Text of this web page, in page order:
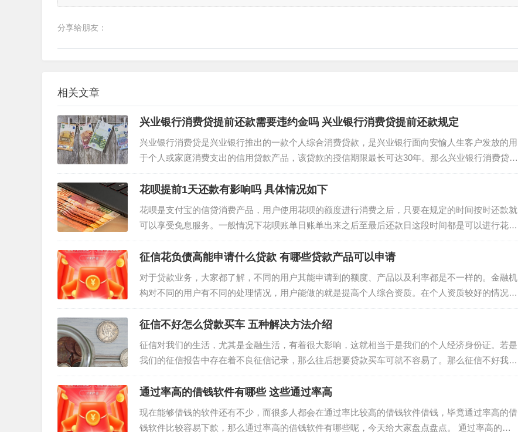
分享给朋友：
相关文章
兴业银行消费贷提前还款需要违约金吗 兴业银行消费贷提前还款规定
兴业银行消费贷是兴业银行推出的一款个人综合消费贷款，是兴业银行面向安愉人生客户发放的用
于个人或家庭消费支出的信用贷款产品，该贷款的授信期限最长可达30年。那么兴业银行消费贷提
前还款需要支付违约金吗?一起来了解一下。兴业银行消费贷款提前还款需…
花呗提前1天还款有影响吗 具体情况如下
花呗是支付宝的信贷消费产品，用户使用花呗的额度进行消费之后，只要在规定的时间按时还款就
可以享受免息服务。一般情况下花呗账单日账单出来之后至最后还款日这段时间都是可以进行花呗
还款的。若是花呗账单还未处理用户就进行还款，那么就是属于花呗提前还款…
征信花负债高能申请什么贷款 有哪些贷款产品可以申请
对于贷款业务，大家都了解，不同的用户其能申请到的额度、产品以及利率都是不一样的。金融机
构对不同的用户有不同的处理情况，用户能做的就是提高个人综合资质。在个人资质较好的情况
下，用户能申请到的额度就越高。 征信花负债高能申请什么贷款?…
征信不好怎么贷款买车 五种解决方法介绍
征信对我们的生活，尤其是金融生活，有着很大影响，这就相当于是我们的个人经济身份证。若是
我们的征信报告中存在着不良征信记录，那么往后想要贷款买车可就不容易了。那么征信不好我们
该怎么贷款买车？ 征信不好怎么贷款买车？ 【1】查看…
通过率高的借钱软件有哪些 这些通过率高
现在能够借钱的软件还有不少，而很多人都会在通过率比较高的借钱软件借钱，毕竟通过率高的借
钱软件比较容易下款，那么通过率高的借钱软件有哪些呢，今天给大家盘点盘点。 通过率高的借